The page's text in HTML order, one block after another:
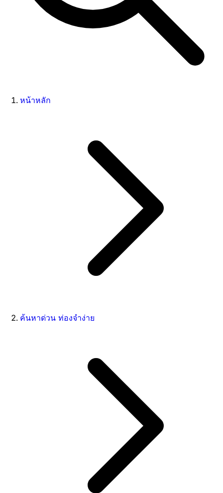
หน้าหลัก
ค้นหาด่วน ท่องจำง่าย